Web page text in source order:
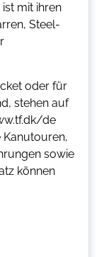
mit ihren
Steel-
oder für
stehen auf
de
sowie
können